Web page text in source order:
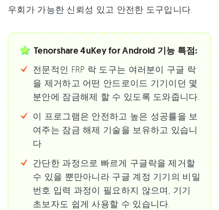
우회가 가능한 신뢰성 있고 안전한 도구입니다.
Tenorshare 4uKey for Android 기능 특점:
전문적인 FRP 락 도구는 여러분이 구글 락
을 제거하고 어떤 안드로이드 기기이던 몇
분안에 잠금해제 할 수 있도록 도와줍니다.
이 프로그램은 안전하고 높은 성공률을 보
여주는 잠금 해제 기술을 보유하고 있습니
다
간단한 과정으로 빠르게 구글락을 제거할
수 있을 뿐만아니라 구글 계정 기기의 비밀
번호 입력 과정이 필요하지 않으며, 기기
초보자도 쉽게 사용할 수 있습니다.